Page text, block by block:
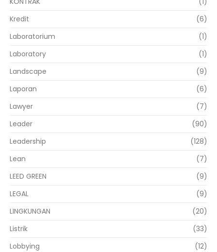
Kredit
(6)
Laboratorium
(1)
Laboratory
(1)
Landscape
(9)
Laporan
(6)
Lawyer
(7)
Leader
(90)
Leadership
(128)
Lean
(7)
LEED GREEN
(9)
LEGAL
(9)
LINGKUNGAN
(20)
Listrik
(33)
Lobbying
(12)